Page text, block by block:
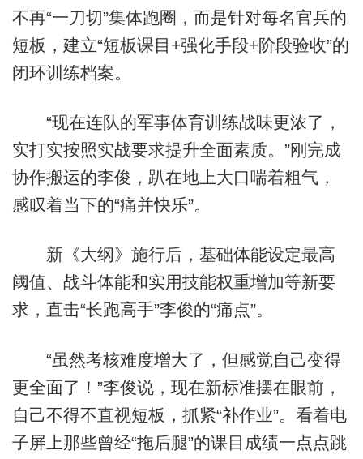
不再“一刀切”集体跑圈，而是针对每名官兵的
短板，建立“短板课目+强化手段+阶段验收”的
闭环训练档案。
“现在连队的军事体育训练战味更浓了，
实打实按照实战要求提升全面素质。”刚完成
协作搬运的李俊，趴在地上大口喘着粗气，
感叹着当下的“痛并快乐”。
新《大纲》施行后，基础体能设定最高
阈值、战斗体能和实用技能权重增加等新要
求，直击“长跑高手”李俊的“痛点”。
“虽然考核难度增大了，但感觉自己变得
更全面了！”李俊说，现在新标准摆在眼前，
自己不得不直视短板，抓紧“补作业”。看着电
子屏上那些曾经“拖后腿”的课目成绩一点点跳